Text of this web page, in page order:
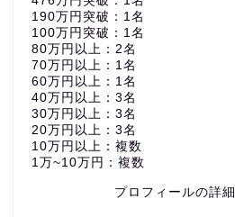
190万円突破：1名
100万円突破：1名
80万円以上：2名
70万円以上：1名
60万円以上：1名
40万円以上：3名
30万円以上：3名
20万円以上：3名
10万円以上：複数
1万~10万円：複数
プロフィールの詳